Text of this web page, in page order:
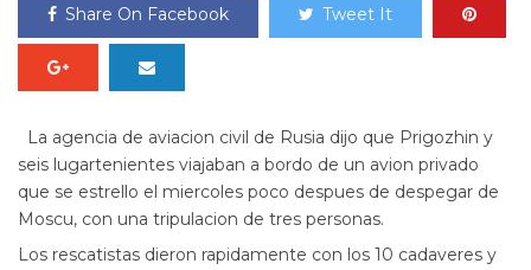
Share On Facebook Tweet It
La agencia de aviacion civil de Rusia dijo que Prigozhin y
seis lugartenientes viajaban a bordo de un avion privado
que se estrello el miercoles poco despues de despegar de
Moscu, con una tripulacion de tres personas.
Los rescatistas dieron rapidamente con los 10 cadaveres y